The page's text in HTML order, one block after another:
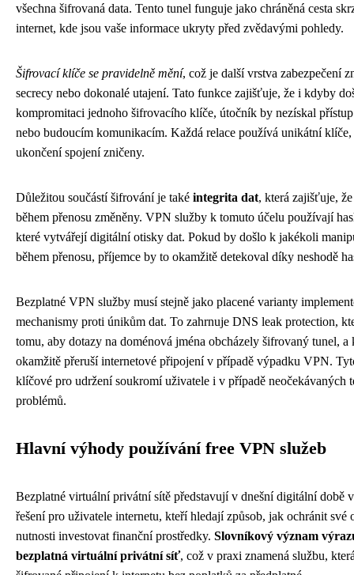
všechna šifrovaná data. Tento tunel funguje jako chráněná cesta
internet, kde jsou vaše informace ukryty před zvědavými pohledy.
Šifrovací klíče se pravidelně mění, což je další vrstva zabezpečení
secrecy nebo dokonalé utajení. Tato funkce zajišťuje, že i kdyby
kompromitaci jednoho šifrovacího klíče, útočník by nezískal
nebo budoucím komunikacím. Každá relace používá unikátní klíče,
ukončení spojení zničeny.
Důležitou součástí šifrování je také integrita dat, která zajišťuje,
během přenosu změněny. VPN služby k tomuto účelu používají
které vytvářejí digitální otisky dat. Pokud by došlo k jakékoli
během přenosu, příjemce by to okamžitě detekoval díky neshodě
Bezplatné VPN služby musí stejně jako placené varianty
mechanismy proti únikům dat. To zahrnuje DNS leak protection,
tomu, aby dotazy na doménová jména obcházely šifrovaný tunel,
okamžitě přeruší internetové připojení v případě výpadku VPN.
klíčové pro udržení soukromí uživatele i v případě neočekávaných
problémů.
Hlavní výhody používání free VPN služeb
Bezplatné virtuální privátní sítě představují v dnešní digitální době
řešení pro uživatele internetu, kteří hledají způsob, jak ochránit své
nutnosti investovat finanční prostředky. Slovníkový význam
bezplatná virtuální privátní síť, což v praxi znamená službu,